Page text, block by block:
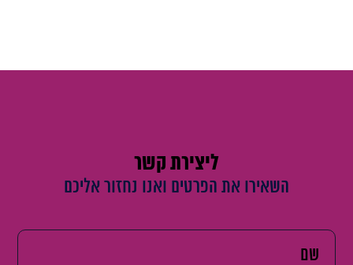
ליצירת קשר
השאירו את הפרטים ואנו נחזור אליכם